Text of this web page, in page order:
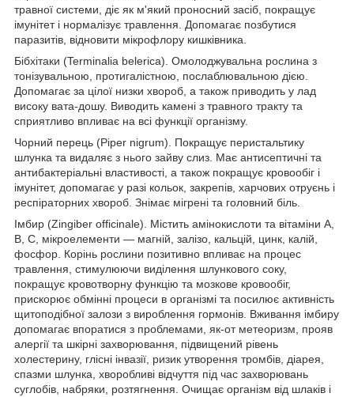
травної системи, діє як м'який проносний засіб, покращує
імунітет і нормалізує травлення. Допомагає позбутися
паразитів, відновити мікрофлору кишківника.
Бібхітаки (Terminalia belerica). Омолоджувальна рослина з
тонізувальною, протигалістною, послаблювальною дією.
Допомагає за цілої низки хвороб, а також приводить у лад
високу вата-дошу. Виводить камені з травного тракту та
сприятливо впливає на всі функції організму.
Чорний перець (Piper nigrum). Покращує перистальтику
шлунка та видаляє з нього зайву слиз. Має антисептичні та
антибактеріальні властивості, а також покращує кровообіг і
імунітет, допомагає у разі кольок, закрепів, харчових отруєнь і
респіраторних хвороб. Знімає мігрені та головний біль.
Імбир (Zingiber officinale). Містить амінокислоти та вітаміни А,
В, С, мікроелементи — магній, залізо, кальцій, цинк, калій,
фосфор. Корінь рослини позитивно впливає на процес
травлення, стимулюючи виділення шлункового соку,
покращує кровотворну функцію та мозкове кровообіг,
прискорює обмінні процеси в організмі та посилює активність
щитоподібної залози з вироблення гормонів. Вживання імбиру
допомагає впоратися з проблемами, як-от метеоризм, прояв
алергії та шкірні захворювання, підвищений рівень
холестерину, глісні інвазії, ризик утворення тромбів, діарея,
спазми шлунка, хворобливі відчуття під час захворювань
суглобів, набряки, розтягнення. Очищає організм від шлаків і